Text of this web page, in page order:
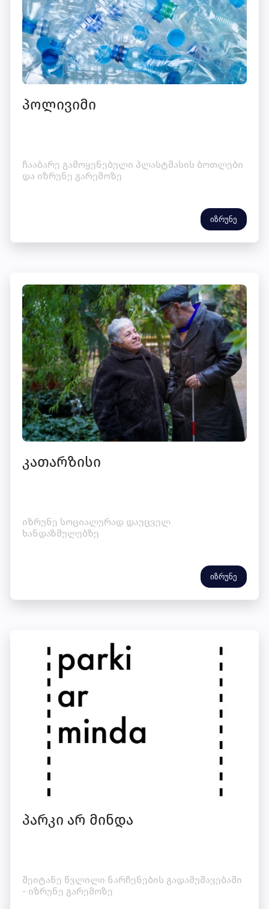
პოლივიმი
ჩააბარე გამოყენებული პლასტმასის ბოთლები
და იზრუნე გარემოზე
იზრუნე
კათარზისი
იზრუნე სოციალურად დაუცველ
ხანდაზმულებზე
იზრუნე
პარკი არ მინდა
შეიტანე წვლილი ნარჩენების გადამუშავებაში
- იზრუნე გარემოზე